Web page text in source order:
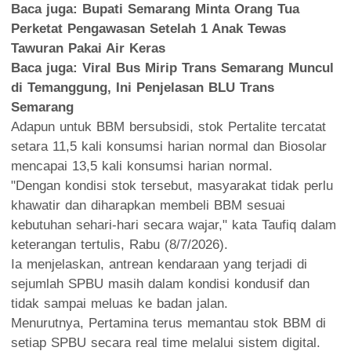
Baca juga: Bupati Semarang Minta Orang Tua
Perketat Pengawasan Setelah 1 Anak Tewas
Tawuran Pakai Air Keras
Baca juga: Viral Bus Mirip Trans Semarang Muncul
di Temanggung, Ini Penjelasan BLU Trans
Semarang
Adapun untuk BBM bersubsidi, stok Pertalite tercatat
setara 11,5 kali konsumsi harian normal dan Biosolar
mencapai 13,5 kali konsumsi harian normal.
"Dengan kondisi stok tersebut, masyarakat tidak perlu
khawatir dan diharapkan membeli BBM sesuai
kebutuhan sehari-hari secara wajar," kata Taufiq dalam
keterangan tertulis, Rabu (8/7/2026).
Ia menjelaskan, antrean kendaraan yang terjadi di
sejumlah SPBU masih dalam kondisi kondusif dan
tidak sampai meluas ke badan jalan.
Menurutnya, Pertamina terus memantau stok BBM di
setiap SPBU secara real time melalui sistem digital.